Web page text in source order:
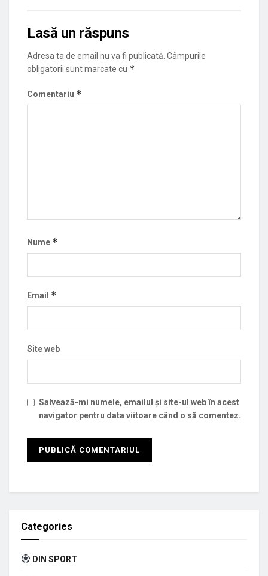
Lasă un răspuns
Adresa ta de email nu va fi publicată. Câmpurile
obligatorii sunt marcate cu *
Comentariu *
Nume *
Email *
Site web
Salvează-mi numele, emailul și site-ul web în acest
navigator pentru data viitoare când o să comentez.
Categories
DIN SPORT